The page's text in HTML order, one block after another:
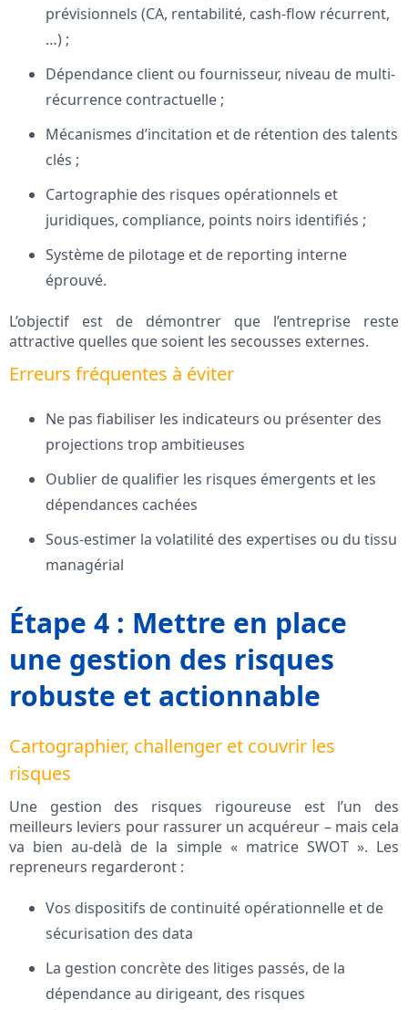
prévisionnels (CA, rentabilité, cash-flow récurrent,
…) ;
Dépendance client ou fournisseur, niveau de multi-
récurrence contractuelle ;
Mécanismes d’incitation et de rétention des talents
clés ;
Cartographie des risques opérationnels et
juridiques, compliance, points noirs identifiés ;
Système de pilotage et de reporting interne
éprouvé.
L’objectif est de démontrer que l’entreprise reste
attractive quelles que soient les secousses externes.
Erreurs fréquentes à éviter
Ne pas fiabiliser les indicateurs ou présenter des
projections trop ambitieuses
Oublier de qualifier les risques émergents et les
dépendances cachées
Sous-estimer la volatilité des expertises ou du tissu
managérial
Étape 4 : Mettre en place
une gestion des risques
robuste et actionnable
Cartographier, challenger et couvrir les
risques
Une gestion des risques rigoureuse est l’un des
meilleurs leviers pour rassurer un acquéreur – mais cela
va bien au-delà de la simple « matrice SWOT ». Les
repreneurs regarderont :
Vos dispositifs de continuité opérationnelle et de
sécurisation des data
La gestion concrète des litiges passés, de la
dépendance au dirigeant, des risques